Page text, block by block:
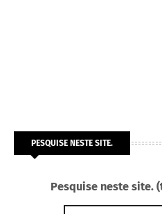
PESQUISE NESTE SITE.
Pesquise neste site.